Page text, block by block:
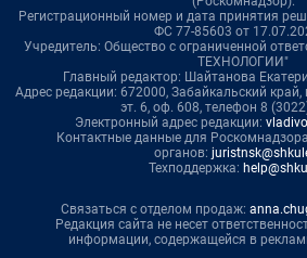
Регистрационный номер и дата принятия
ФС 77-85603 от
Учредитель: Общество с ограниченной
ТЕХНОЛОГИИ"
Главный редактор: Шайтанова
Адрес редакции: 672000, Забайкальский край,
эт. 6, оф. 608, телефон 8
Электронный адрес редакции:
Контактные данные для
органов:
Техподдержка:
Связаться с отделом продаж:
Редакция сайта не несет
информации, содержащейся в